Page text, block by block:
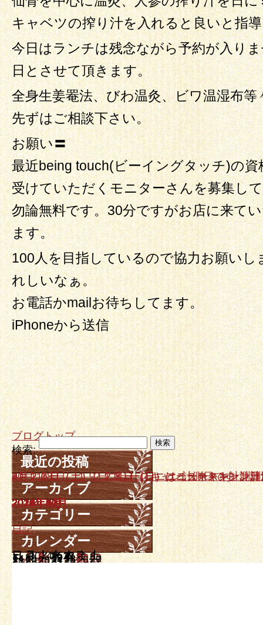
キャベツの搾り汁を入れると良いと指
今日はランチは残念ながら予約が入り
日とさせて頂きます。
全身生姜罨法、びわ温灸、ビワ温湿布
先ずはご相談下さい。
お願い〓
最近being touch(ビーイングタッチ)の
受けていただくモニターさんを募集し
勿論無料です。30分ですがお店に来て
ます。
100人を目指しているので協力お願いし
れしいなぁ。
お電話かmailお待ちしてます。
iPhoneから送信
ブログトップ
検索:
最近の投稿
10月１８日、１９日ニュースキャン計測日です。
9月２０日（土）、２１日（日）はニュースキャン
7月２６日（土）、２７日（日）ニュースキャン計
6月２１日（土）２２日（日）ニュースキャン計測日
5月１７日（土）、１８日（日）はニュースキャン
アーカイブ
2025年10月
2025年9月
2025年7月
2025年6月
2025年5月
2025年4月
2025年3月
2025年2月
2024年12月
2024年11月
2024年10月
2024年9月
2024年7月
2024年5月
2024年3月
2024年1月
2023年12月
2023年11月
2023年10月
2023年8月
2023年7月
2023年6月
2023年4月
2023年3月
2023年2月
2023年1月
2022年12月
2022年11月
2022年9月
2022年8月
2022年7月
2022年6月
2022年5月
2022年4月
2022年3月
2022年2月
2021年12月
2021年11月
2021年10月
2021年8月
2021年7月
2021年6月
2021年5月
2021年4月
2021年3月
2021年1月
2020年12月
2020年10月
2020年6月
2020年5月
2020年3月
2019年12月
2019年10月
2019年9月
2019年7月
2019年6月
2019年4月
2019年3月
2019年2月
2019年1月
2018年11月
2018年10月
2018年9月
2018年8月
2018年5月
2018年4月
2018年3月
2018年2月
2018年1月
2017年12月
2017年11月
2017年10月
2017年9月
2017年8月
2017年7月
2017年6月
2017年5月
2017年4月
2017年3月
2017年2月
2017年1月
2016年12月
2016年11月
2016年10月
2016年9月
2016年8月
2016年7月
2016年6月
2016年5月
2016年4月
2016年3月
2016年2月
2016年1月
2015年12月
2015年11月
2015年10月
2015年9月
2015年8月
2015年7月
2015年6月
2015年5月
2015年4月
2015年3月
2015年2月
2015年1月
2014年12月
2014年11月
2014年10月
2014年9月
2014年8月
2014年7月
2014年6月
2014年5月
2014年4月
2014年3月
カテゴリー
日記
カレンダー
2014年12月
日 月 火 水 木 金 土
« 11月 1月 »
1 2 3 4 5 6
7 8 9 10111213
14151617181920
21222324252627
28293031